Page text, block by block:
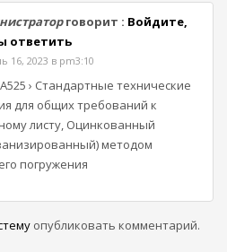
говорит : Войдите,
ответить
16, 2023 в pm3:10
› Стандартные технические
для общих требований к
листу, Оцинкованный
методом
погружения
опубликовать комментарий.